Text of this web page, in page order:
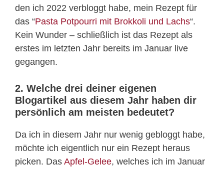
den ich 2022 verbloggt habe, mein Rezept für
das “Pasta Potpourri mit Brokkoli und Lachs“.
Kein Wunder – schließlich ist das Rezept als
erstes im letzten Jahr bereits im Januar live
gegangen.
2. Welche drei deiner eigenen
Blogartikel aus diesem Jahr haben dir
persönlich am meisten bedeutet?
Da ich in diesem Jahr nur wenig gebloggt habe,
möchte ich eigentlich nur ein Rezept heraus
picken. Das Apfel-Gelee, welches ich im Januar